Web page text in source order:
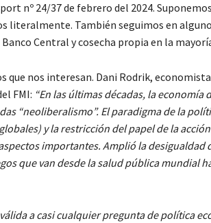
nº 24/37 de febrero del 2024.
literalmente. También seguimos en
Central y cosecha propia en la
nos interesan. Dani Rodrik,
FMI: “En las últimas décadas, la
“neoliberalismo”. El paradigma de la
y la restricción del papel de la
importantes. Amplió la desigualdad
que van desde la salud pública mundial
a casi cualquier pregunta de política